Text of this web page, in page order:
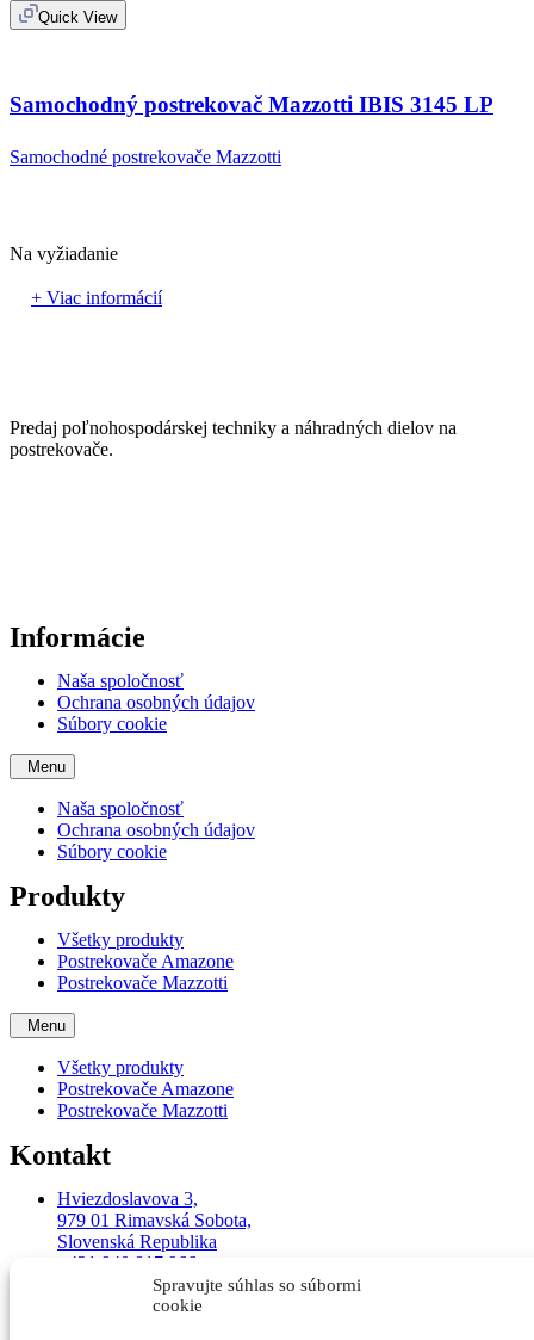
Spravujte súhlas so súbormi
cookie
Quick View
Samochodný postrekovač Mazzotti IBIS 3145 LP
Samochodné postrekovače Mazzotti
Na vyžiadanie
+ Viac informácií
Predaj poľnohospodárskej techniky a náhradných dielov na
postrekovače.
Informácie
Naša spoločnosť
Ochrana osobných údajov
Súbory cookie
Menu
Naša spoločnosť
Ochrana osobných údajov
Súbory cookie
Produkty
Všetky produkty
Postrekovače Amazone
Postrekovače Mazzotti
Menu
Všetky produkty
Postrekovače Amazone
Postrekovače Mazzotti
Kontakt
Hviezdoslavova 3,
979 01 Rimavská Sobota,
Slovenská Republika
+421 940 817 966
+421 940 926 478
info@gemertech.sk